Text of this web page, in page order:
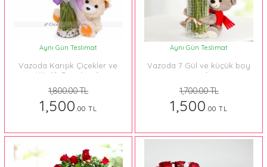
Aynı Gün Teslimat
Vazoda Karışık Çiçekler ve
Küçük Boy Ayıcık
1,800.00 TL
1,500.00 TL
Aynı Gün Teslimat
Vazoda 7 Gül ve küçük boy
ayıcık
1,700.00 TL
1,500.00 TL